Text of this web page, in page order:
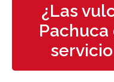
¿Las